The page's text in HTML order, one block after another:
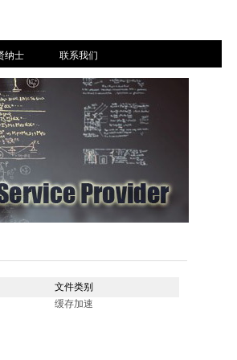
纳士 联系我们
文件类别
缓存加速